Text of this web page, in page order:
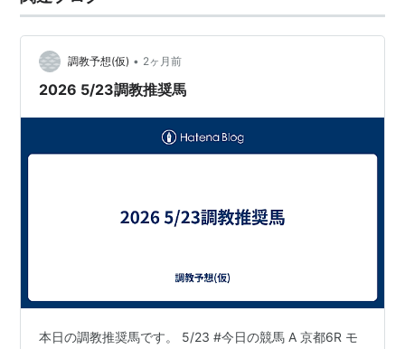
調教予想(仮) • 2ヶ月前
2026 5/23調教推奨馬
本日の調教推奨馬です。 5/23 #今日の競馬 A 京都6R モ